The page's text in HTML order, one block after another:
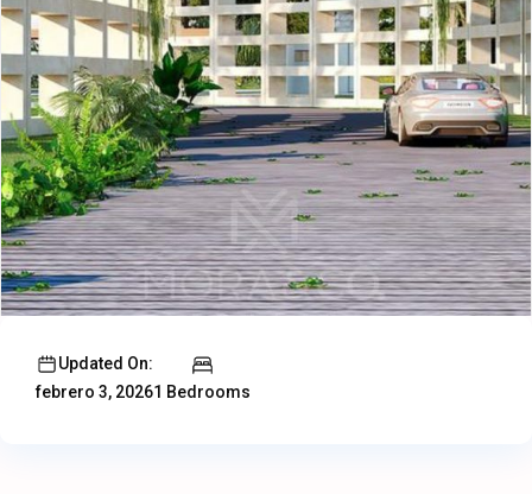
Updated On:
febrero 3, 20261 Bedrooms